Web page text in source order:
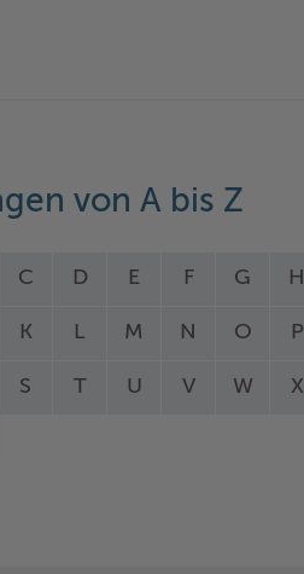
von A bis Z
C D E F G H
K L M N O P
S T U V W X